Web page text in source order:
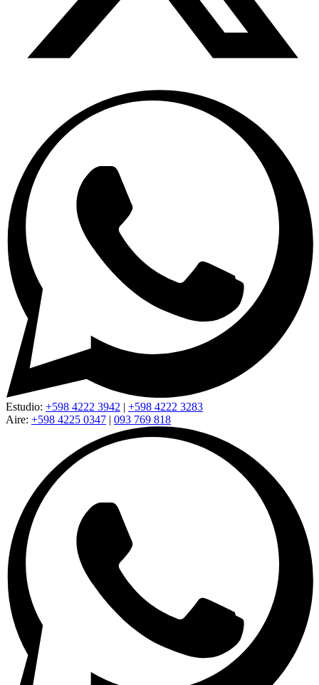
Estudio: +598 4222 3942 | +598 4222 3283
Aire: +598 4225 0347 | 093 769 818